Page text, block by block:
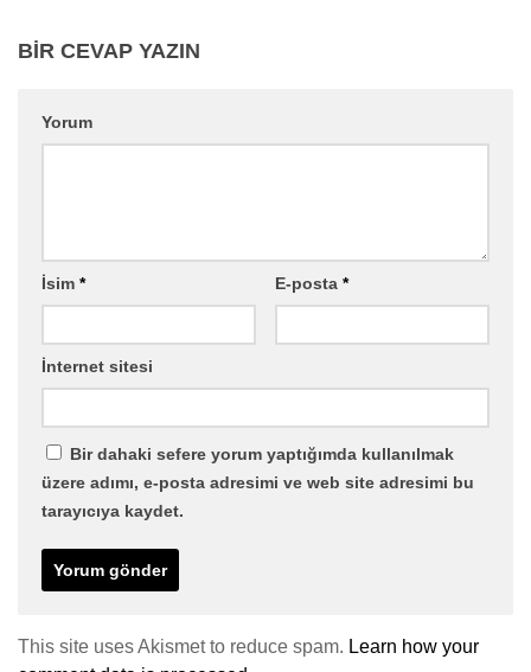
BIR CEVAP YAZIN
Yorum
İsim * E-posta *
İnternet sitesi
Bir dahaki sefere yorum yaptığımda kullanılmak
üzere adımı, e-posta adresimi ve web site adresimi bu
tarayıcıya kaydet.
This site uses Akismet to reduce spam. Learn how your